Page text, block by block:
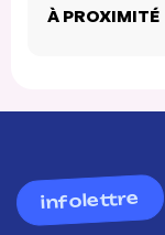
À PROXIMITÉ
infolettre